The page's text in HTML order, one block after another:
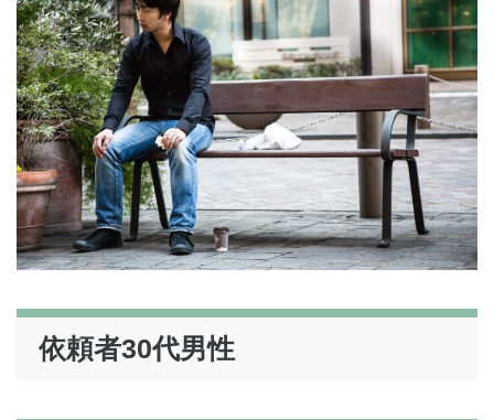
ご利用の流れ
お客様の声
よくあるご質問
依頼者30代男性